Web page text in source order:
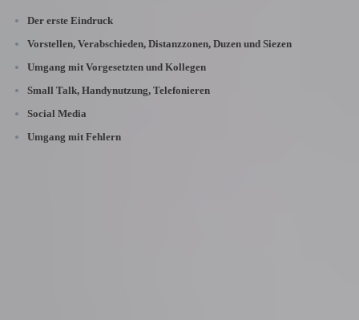
Der erste Eindruck
Vorstellen, Verabschieden, Distanzzonen, Duzen und Siezen
Umgang mit Vorgesetzten und Kollegen
Small Talk, Handynutzung, Telefonieren
Social Media
Umgang mit Fehlern